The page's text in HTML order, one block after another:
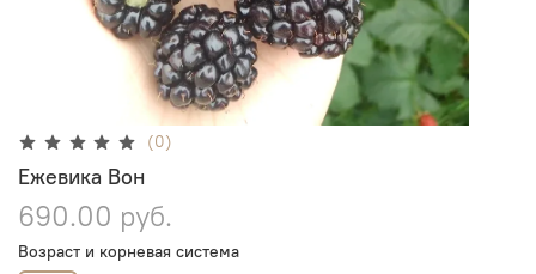
(0)
Ежевика Вон
690.00 руб.
Возраст и корневая система